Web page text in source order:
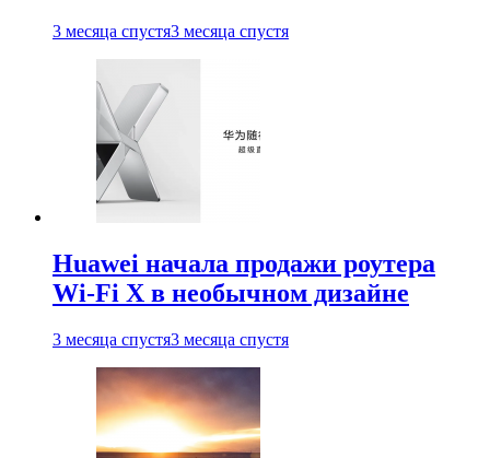
3 месяца спустя3 месяца спустя
Huawei начала продажи роутера
Wi-Fi X в необычном дизайне
3 месяца спустя3 месяца спустя